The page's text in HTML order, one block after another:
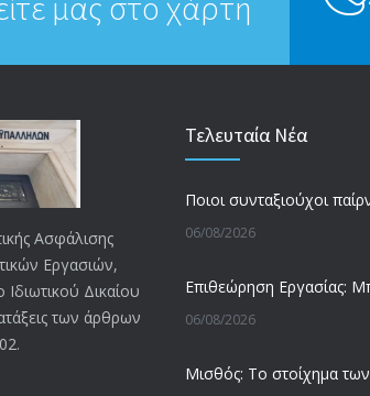
Ασφάλισης
Εργασιών,
Δικαίου
των άρθρων
Τελευταία Νέα
06/08/2026
06/08/2026